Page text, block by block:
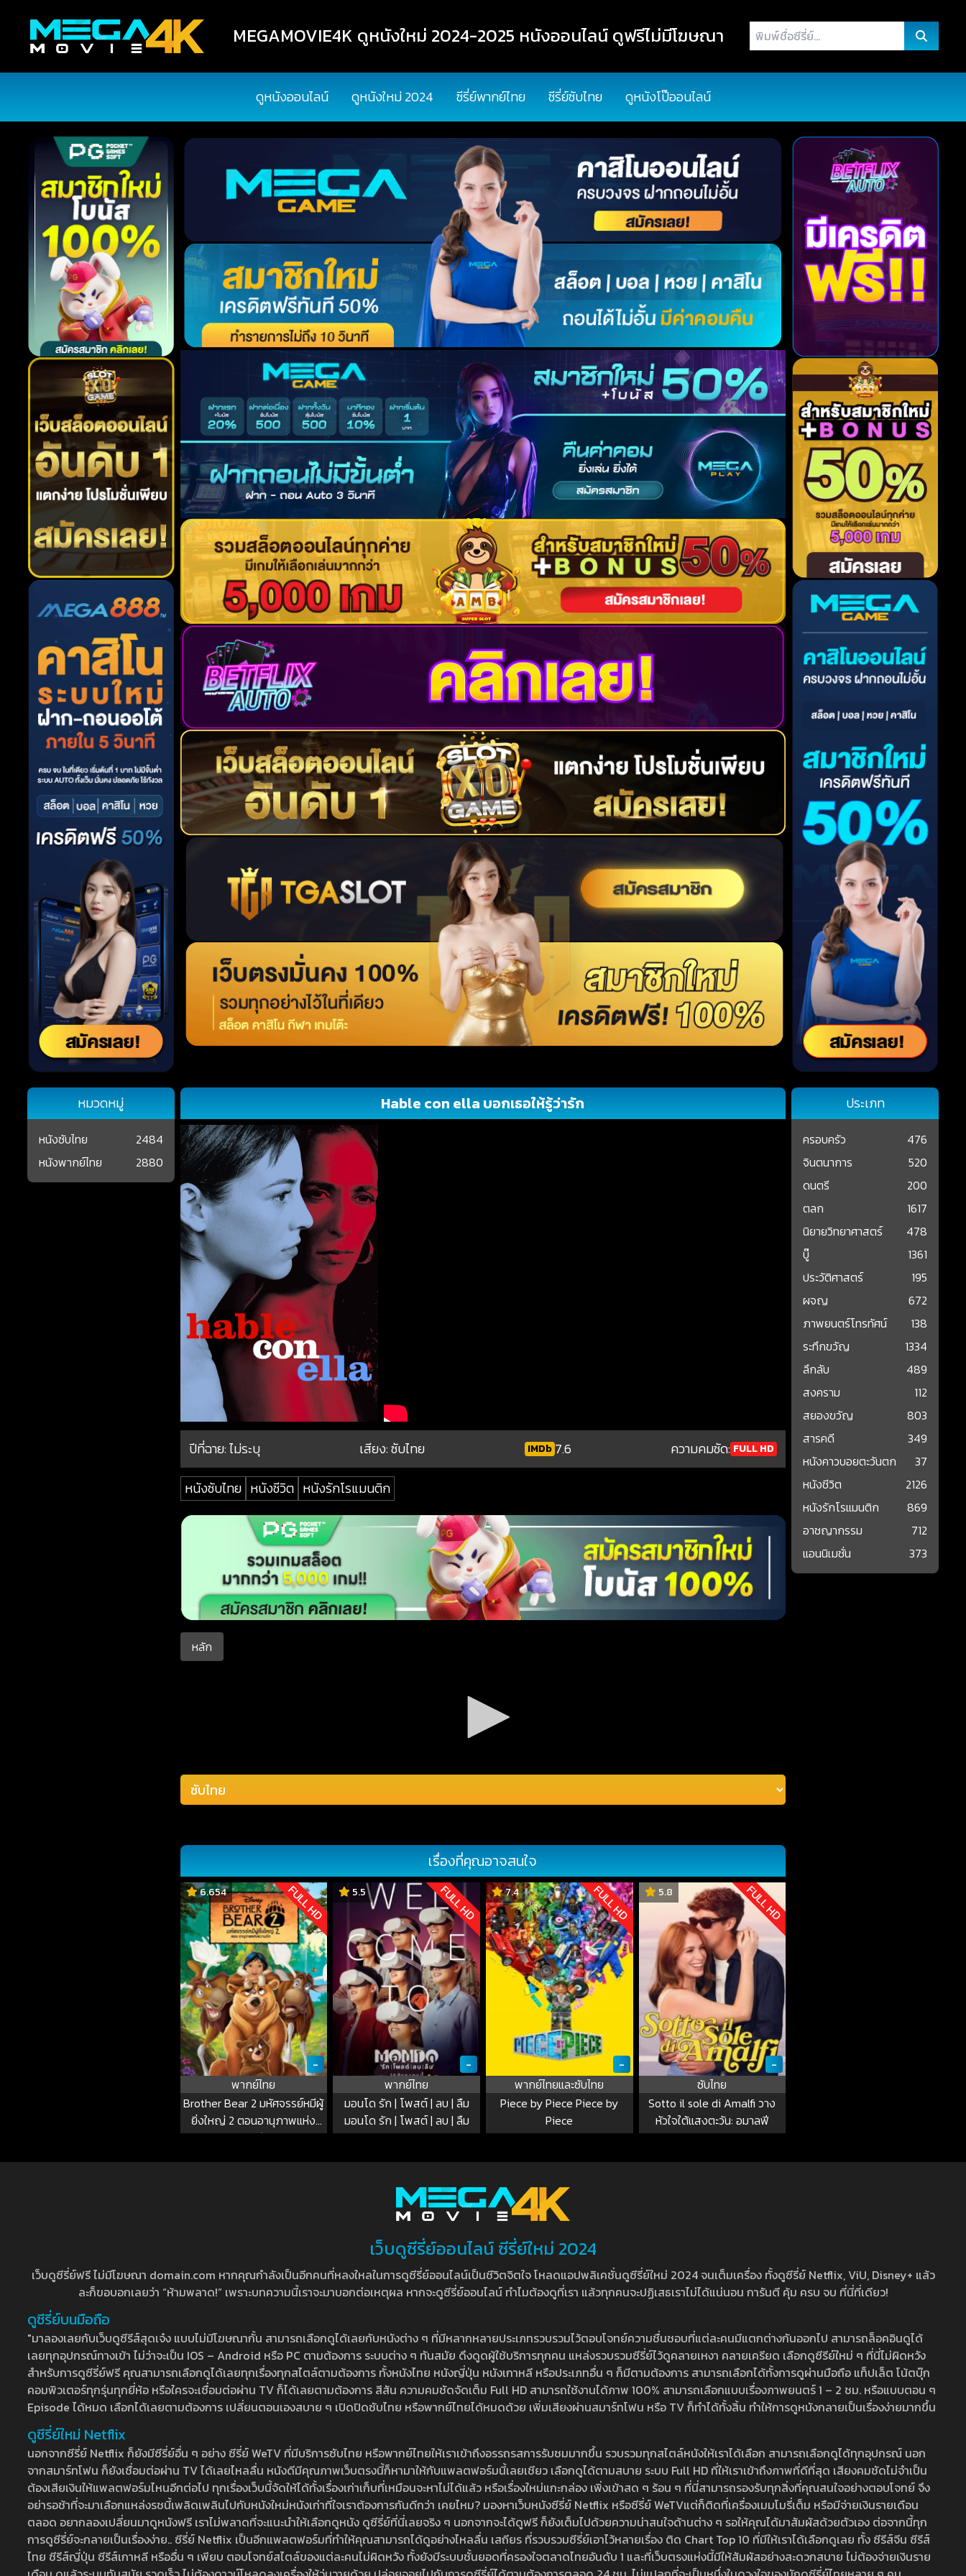
MEGAMOVIE4K ดูหนังใหม่ 2024-2025 หนังออนไลน์ ดูฟรีไม่มีโฆษณา
พิมพ์
ชื่อ
ดูหนังออนไลน์ ดูหนังใหม่ 2024 ซีรี่ย์พากย์ไทย ซีรี่ย์ซับไทย ดูหนังโป๊ออนไลน์
Hable con ella บอกเธอให้รู้ว่ารัก
ปีที่ฉาย:ไม่ระบุ เสียง: ซับไทย IMDb7.6 ความคมชัด: FULL HD
หนังซับไทย หนังชีวิต หนังรักโรแมนติก
หลัก
หมวดหมู่
หนังซับไทย
2484
หนังพากย์ไทย
2880
ประเภท
ครอบครัว
476
จินตนาการ
520
ดนตรี
200
ตลก
1617
นิยายวิทยาศาสตร์
478
บู๊
1361
ประวัติศาสตร์
195
ผจญ
672
ภาพยนตร์โทรทัศน์
138
ระทึกขวัญ
1334
ลึกลับ
489
สงคราม
112
สยองขวัญ
803
สารคดี
349
หนังคาวบอยตะวันตก
37
หนังชีวิต
2126
หนังรักโรแมนติก
869
อาชญากรรม
712
แอนนิเมชั่น
373
เรื่องที่คุณอาจสนใจ
6.654 FULL HD
-
พากย์ไทย
Brother Bear 2 มหัศจรรย์หมีผู้
ยิ่งใหญ่ 2 ตอนอานุภาพแห่ง
ความรัก
5.5 FULL HD
-
พากย์ไทย
มอนโด รัก | โพสต์ | ลบ | ลืม
มอนโด รัก | โพสต์ | ลบ | ลืม
7.4 FULL HD
-
พากย์ไทยและซับไทย
Piece by Piece Piece by
Piece
5.8 FULL HD
-
ซับไทย
Sotto il sole di Amalfi วาง
หัวใจใต้แสงตะวัน: อมาลฟี
เว็บดูซีรี่ย์ออนไลน์ ซีรี่ย์ใหม่ 2024
เว็บดูซีรี่ย์ฟรี ไม่มีโฆษณา domain.com หากคุณกำลังเป็นอีกคนที่หลงใหลในการดูซีรี่ย์ออนไลน์เป็นชีวิตจิตใจ โหลดแอปพลิเคชั่นดูซีรี่ย์ใหม่ 2024 จนเต็มเครื่อง ทั้งดูซีรี่ย์ Netflix, ViU, Disney+ แล้ว
ละก็ขอบอกเลยว่า “ห้ามพลาด!” เพราะบทความนี้เราจะมาบอกต่อเหตุผล หากจะดูซีรี่ย์ออนไลน์ ทำไมต้องดูที่เรา แล้วทุกคนจะปฏิเสธเราไม่ได้แน่นอน การันตี คุ้ม ครบ จบ ที่นี่ที่เดียว!
ดูซีรี่ย์บนมือถือ
"มาลองเลยกับเว็บดูซีรีส์สุดเจ๋ง แบบไม่มีโฆษณากั้น สามารถเลือกดูได้เลยกับหนังต่าง ๆ ที่มีหลากหลายประเภทรวบรวมไว้ตอบโจทย์ความชื่นชอบที่แต่ละคนมีแตกต่างกันออกไป สามารถล็อคอินดูได้
เลยทุกอุปกรณ์ทางเข้า ไม่ว่าจะเป็น IOS – Android หรือ PC ตามต้องการ ระบบต่าง ๆ ทันสมัย ดึงดูดผู้ใช้บริการทุกคน แหล่งรวบรวมซีรี่ย์ไว้ดูคลายเหงา คลายเครียด เลือกดูซีรีย์ใหม่ ๆ ที่นี่ไม่ผิดหวัง
สำหรับการดูซีรี่ย์ฟรี คุณสามารถเลือกดูได้เลยทุกเรื่องทุกสไตล์ตามต้องการ ทั้งหนังไทย หนังญี่ปุ่น หนังเกาหลี หรือประเภทอื่น ๆ ก็มีตามต้องการ สามารถเลือกได้ทั้งการดูผ่านมือถือ แท็ปเล็ต โน้ตบุ๊ก
คอมพิวเตอร์ทุกรุ่นทุกยี่ห้อ หรือใครจะเชื่อมต่อผ่าน TV ก็ได้เลยตามต้องการ สีสัน ความคมชัดจัดเต็ม Full HD สามารถใช้งานได้ภาพ 100% สามารถเลือกแบบเรื่องภาพยนตร์ 1 – 2 ชม. หรือแบบตอน ๆ
Episode ได้หมด เลือกได้เลยตามต้องการ เปลี่ยนตอนเองสบาย ๆ เปิดปิดซับไทย หรือพากย์ไทยได้หมดด้วย เพิ่มเสียงผ่านสมาร์ทโฟน หรือ TV ก็ทำได้ทั้งสิ้น ทำให้การดูหนังกลายเป็นเรื่องง่ายมากขึ้น
ดูซีรี่ย์ใหม่ Netflix
นอกจากซีรี่ย์ Netflix ก็ยังมีซีรี่ย์อื่น ๆ อย่าง ซีรี่ย์ WeTV ที่มีบริการซับไทย หรือพากย์ไทยให้เราเข้าถึงอรรถรสการรับชมมากขึ้น รวบรวมทุกสไตล์หนังให้เราได้เลือก สามารถเลือกดูได้ทุกอุปกรณ์ นอก
จากสมาร์ทโฟน ก็ยังเชื่อมต่อผ่าน TV ได้เลยไหลลื่น หนังดีมีคุณภาพเว็บตรงนี้ก็หามาให้กับแพลตฟอร์มนี้เลยเชียว เลือกดูได้ตามสบาย ระบบ Full HD ที่ให้เราเข้าถึงภาพที่ดีที่สุด เสียงคมชัดไม่จำเป็น
ต้องเสียเงินให้แพลตฟอร์มไหนอีกต่อไป ทุกเรื่องเว็บนี้จัดให้ได้ทั้งเรื่องเก่าเก็บที่เหมือนจะหาไม่ได้แล้ว หรือเรื่องใหม่แกะกล่อง เพิ่งเข้าสด ๆ ร้อน ๆ ที่นี่สามารถรองรับทุกสิ่งที่คุณสนใจอย่างตอบโจทย์ จึง
อย่ารอช้าที่จะมาเลือกแหล่งรชนี้เพลิดเพลินไปกับหนังใหม่หนังเก่าที่ใจเราต้องการกันดีกว่า เคยไหม? มองหาเว็บหนังซีรี่ย์ Netflix หรือซีรี่ย์ WeTVแต่ก็ติดที่เครื่องเมมโมรี่เต็ม หรือมีจ่ายเงินรายเดือน
ตลอด อยากลองเปลี่ยนมาดูหนังฟรี เราไม่พลาดที่จะแนะนำให้เลือกดูหนัง ดูซีรี่ย์ที่นี่เลยจริง ๆ นอกจากจะได้ดูฟรี ก็ยังเต็มไปด้วยความน่าสนใจด้านต่าง ๆ รอให้คุณได้มาสัมผัสด้วยตัวเอง ต่อจากนี้ทุก
การดูซีรี่ย์จะกลายเป็นเรื่องง่าย.. ซีรี่ย์ Netflix เป็นอีกแพลตฟอร์มที่ทำให้คุณสามารถได้ดูอย่างไหลลื่น เสถียร ที่รวบรวมซีรี่ย์เอาไว้หลายเรื่อง ติด Chart Top 10 ที่มีให้เราได้เลือกดูเลย ทั้ง ซีรีส์จีน ซีรีส์
ไทย ซีรีส์ญี่ปุ่น ซีรีส์เกาหลี หรืออื่น ๆ เพียบ ตอบโจทย์สไตล์ของแต่ละคนไม่ผิดหวัง ทั้งยังมีระบบชั้นยอดที่ครองใจตลาดไทยอันดับ 1 และที่เว็บตรงแห่งนี้มีให้สัมผัสอย่างสะดวกสบาย ไม่ต้องจ่ายเงินราย